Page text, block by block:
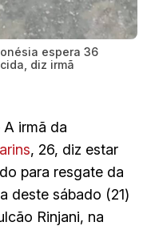
espera 36
diz irmã
irmã da
, 26, diz estar
para resgate da
deste sábado (21)
Rinjani, na